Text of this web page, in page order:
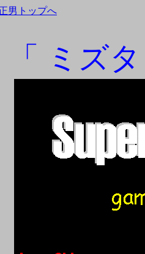
男トップへ
「 ミズ